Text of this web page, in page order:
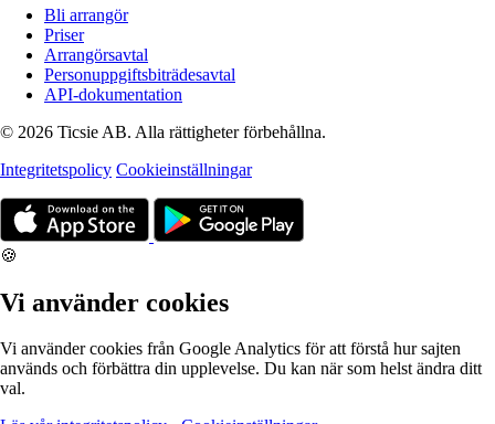
Bli arrangör
Priser
Arrangörsavtal
Personuppgiftsbiträdesavtal
API-dokumentation
© 2026 Ticsie AB. Alla rättigheter förbehållna.
Integritetspolicy Cookieinställningar
🍪
Vi använder cookies
Vi använder cookies från Google Analytics för att förstå hur sajten
används och förbättra din upplevelse. Du kan när som helst ändra ditt
val.